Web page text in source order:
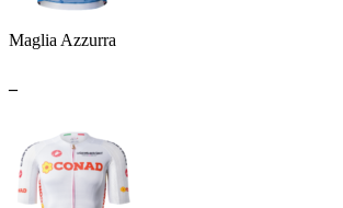
Maglia Azzurra